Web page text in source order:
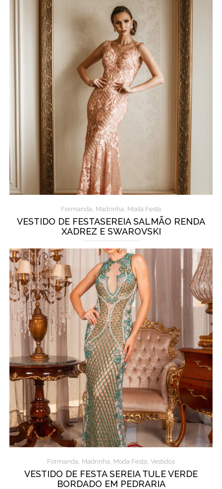
Formanda, Madrinha, Moda Festa
VESTIDO DE FESTASEREIA SALMÃO RENDA
XADREZ E SWAROVSKI
Formanda, Madrinha, Moda Festa, Vestidos
VESTIDO DE FESTA SEREIA TULE VERDE
BORDADO EM PEDRARIA